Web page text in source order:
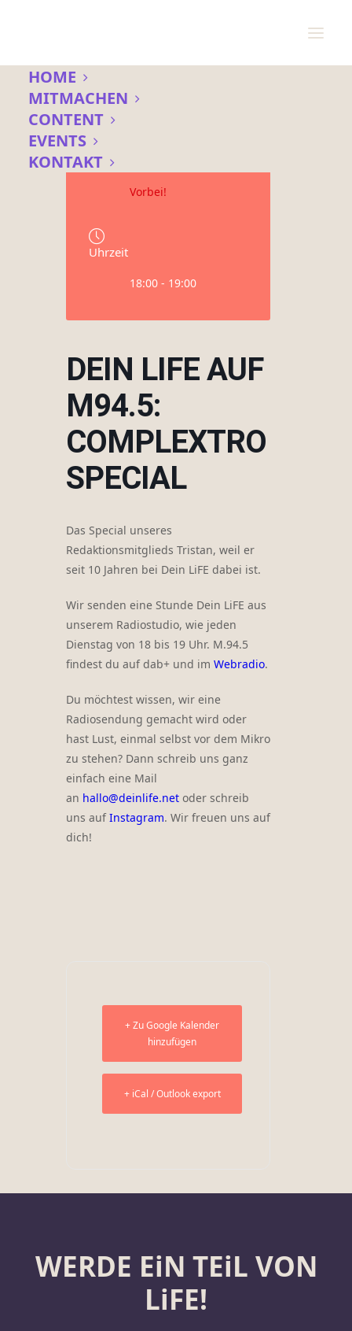
HOME
MITMACHEN
CONTENT
EVENTS
KONTAKT
Datum
Vorbei!
Uhrzeit
18:00 - 19:00
DEIN LIFE AUF
M94.5:
COMPLEXTRO
SPECIAL
Das Special unseres
Redaktionsmitglieds Tristan, weil er
seit 10 Jahren bei Dein LiFE dabei ist.
Wir senden eine Stunde Dein LiFE aus
unserem Radiostudio, wie jeden
Dienstag von 18 bis 19 Uhr. M.94.5
findest du auf dab+ und im Webradio.
Du möchtest wissen, wir eine
Radiosendung gemacht wird oder
hast Lust, einmal selbst vor dem Mikro
zu stehen? Dann schreib uns ganz
einfach eine Mail
an hallo@deinlife.net oder schreib
uns aufInstagram. Wir freuen uns auf
dich!
+ Zu Google Kalender
hinzufügen
+ iCal / Outlook export
WERDE EiN TEiL VON
LiFE!